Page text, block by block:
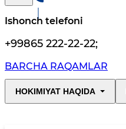
Ishonch telefoni
+99865 222-22-22;
BARCHA RAQAMLAR
HOKIMIYAT HAQIDA